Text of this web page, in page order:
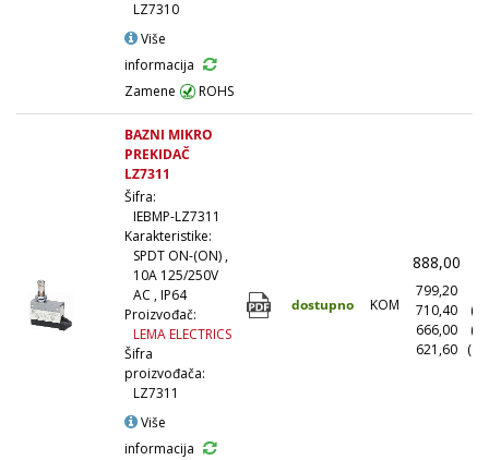
LZ7310
Više
informacija
Zamene
ROHS
BAZNI MIKRO
PREKIDAČ
LZ7311
Šifra:
IEBMP-LZ7311
Karakteristike:
SPDT ON-(ON) ,
10A 125/250V
AC , IP64
Proizvođač:
LEMA ELECTRICS
Šifra
proizvođača:
LZ7311
Više
informacija
dostupno KOM
888,00
799,20
710,40
666,00
621,60